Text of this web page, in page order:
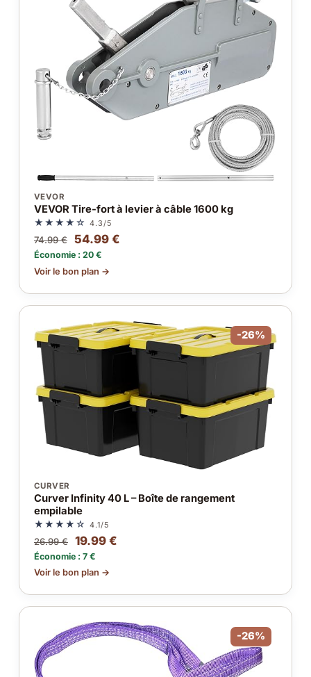
VEVOR
VEVOR Tire-fort à levier à câble 1600 kg
★★★★☆ 4.3/5
74.99 € 54.99 €
Économie : 20 €
Voir le bon plan →
-26%
CURVER
Curver Infinity 40 L – Boîte de rangement
empilable
★★★★☆ 4.1/5
26.99 € 19.99 €
Économie : 7 €
Voir le bon plan →
-26%